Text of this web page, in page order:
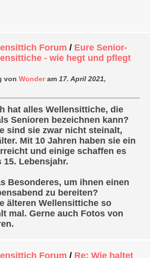
Forum / Eure Senior-
- wie hegt und pflegt
vonWonder am 17. April 2021,
hat alles Wellensittiche, die
Senioren bezeichnen kann?
sind sie zwar nicht steinalt,
Mit 10 Jahren haben sie ein
und einige schaffen es
Lebensjahr.
Besonderes, um ihnen einen
zu bereiten?
älteren Wellensittiche so
mal. Gerne auch Fotos von
Forum / Re: Wie haltet